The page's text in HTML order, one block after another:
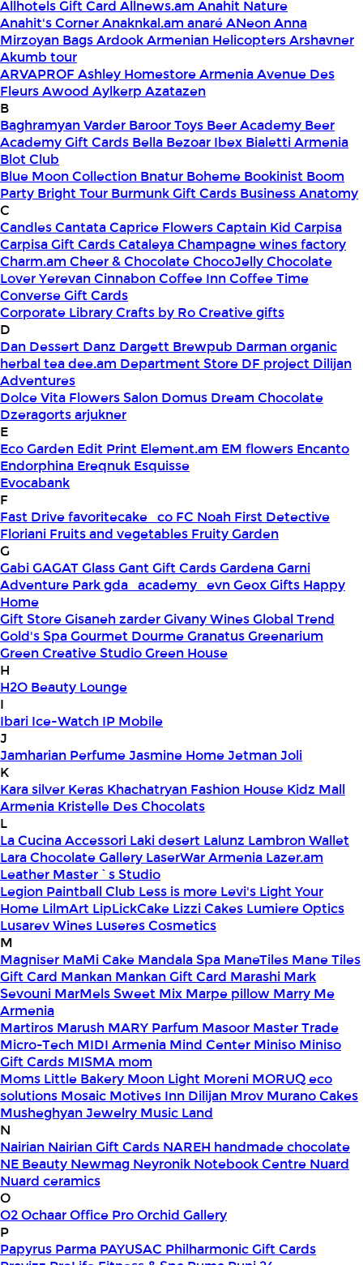
Allhotels Gift Card Allnews.am Anahit Nature
Anahit's CornerAnaknkal.am anaréANeonAnna
Mirzoyan BagsArdookArmenian HelicoptersArshavner
Akumb tour
ARVAPROF Ashley Homestore ArmeniaAvenue Des
FleursAwood Aylkerp Azatazen
B
Baghramyan Varder Baroor Toys Beer Academy Beer
Academy Gift Cards Bella Bezoar Ibex Bialetti Armenia
Blot Club
Blue Moon Collection Bnatur Boheme Bookinist Boom
Party Bright Tour Burmunk Gift Cards Business Anatomy
C
CandlesCantataCaprice FlowersCaptain Kid Carpisa
Carpisa Gift CardsCataleyaChampagne wines factory
Charm.am Cheer & ChocolateChocoJellyChocolate
Lover YerevanCinnabonCoffee InnCoffee Time
Converse Gift Cards
Corporate LibraryCrafts by RoCreative gifts
D
Dan Dessert Danz Dargett Brewpub Darman organic
herbal teadee.am Department Store DF project Dilijan
Adventures
Dolce Vita Flowers Salon Domus Dream Chocolate
Dzeragorts arjukner
E
Eco Garden Edit Print Element.am EM flowers Encanto
Endorphina Ereqnuk Esquisse
Evocabank
F
Fast Drivefavoritecake_co FC Noah First Detective
Floriani Fruits and vegetables Fruity Garden
G
GabiGAGAT GlassGant Gift CardsGardenaGarni
Adventure Parkgda_academy_evnGeoxGifts Happy
Home
Gift StoreGisaneh zarderGivany WinesGlobal Trend
Gold's SpaGourmet DourmeGranatusGreenarium
Green Creative StudioGreen House
H
H2O Beauty Lounge
I
Ibari Ice-Watch IP Mobile
J
Jamharian PerfumeJasmine HomeJetmanJoli
K
Kara silver Keras Khachatryan Fashion House Kidz Mall
Armenia Kristelle Des Chocolats
L
La Cucina Accessori Laki desert Lalunz Lambron Wallet
Lara Chocolate Gallery LaserWar Armenia Lazer.am
Leather Master`s Studio
Legion Paintball Club Less is more Levi's Light Your
Home LilmArt LipLickCake Lizzi Cakes Lumiere Optics
Lusarev Wines Luseres Cosmetics
M
Magniser MaMi Cake Mandala Spa ManeTiles Mane Tiles
Gift Card Mankan Mankan Gift Card Marashi Mark
Sevouni MarMels Sweet Mix Marpe pillow Marry Me
Armenia
Martiros Marush MARY Parfum Masoor Master Trade
Micro-Tech MIDI Armenia Mind Center Miniso Miniso
Gift Cards MISMA mom
Moms Little Bakery Moon Light Moreni MORUQ eco
solutions Mosaic Motives Inn Dilijan Mrov Murano Cakes
Musheghyan Jewelry Music Land
N
Nairian Nairian Gift Cards NAREH handmade chocolate
NE Beauty Newmag Neyronik Notebook Centre Nuard
Nuard ceramics
O
O2OchaarOffice ProOrchid Gallery
P
Papyrus Parma PAYUSAC Philharmonic Gift Cards